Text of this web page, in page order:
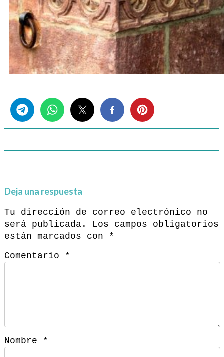
Deja una respuesta
Tu dirección de correo electrónico no
será publicada.
Los campos obligatorios
están marcados con
*
Comentario
*
Nombre *